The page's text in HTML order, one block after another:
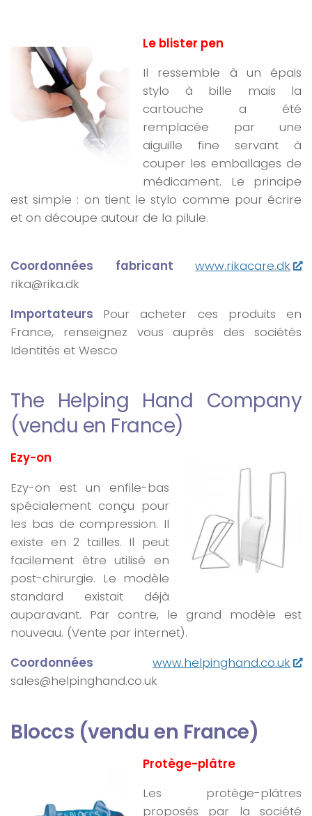
Le blister pen
Il ressemble à un épais
stylo à bille mais la
cartouche a été
remplacée par une
aiguille fine servant à
couper les emballages de
médicament. Le principe
est simple : on tient le stylo comme pour écrire
et on découpe autour de la pilule.
Coordonnées fabricant
www.rikacare.dk
rika@rika.dk
Importateurs
Pour acheter ces produits en
France, renseignez vous auprès des sociétés
Identités et Wesco
The Helping Hand Company
(vendu en France)
Ezy-on
Ezy-on est un enfile-bas
spécialement conçu pour
les bas de compression. Il
existe en 2 tailles. Il peut
facilement être utilisé en
post-chirurgie. Le modèle
standard existait déjà
auparavant. Par contre, le grand modèle est
nouveau. (Vente par internet).
Coordonnées
www.helpinghand.co.uk
sales@helpinghand.co.uk
Bloccs (vendu en France)
Protège-plâtre
Les protège-plâtres
proposés par la société